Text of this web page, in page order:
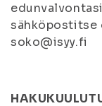
sähköpostitse
soko@isyy.fi